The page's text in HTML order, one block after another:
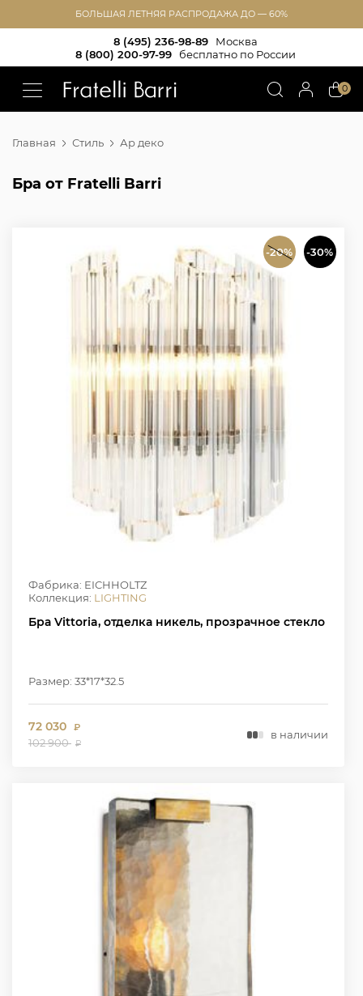
БОЛЬШАЯ ЛЕТНЯЯ РАСПРОДАЖА ДО — 60%
8 (495) 236-98-89
Москва
8 (800) 200-97-99
бесплатно по России
0
Главная Стиль Ар деко
Бра от Fratelli Barri
-20% -30%
Фабрика: EICHHOLTZ
Коллекция: LIGHTING
Бра Vittoria, отделка никель, прозрачное стекло
Размер: 33*17*32.5
72 030 ₽
102 900 ₽
в наличии